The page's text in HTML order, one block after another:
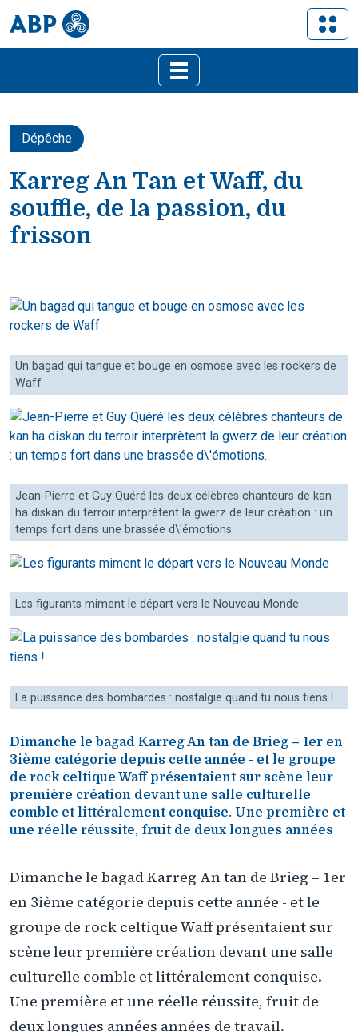
Dépêche
Karreg An Tan et Waff, du
souffle, de la passion, du
frisson
Un bagad qui tangue et bouge en osmose avec les rockers de
Waff
Jean-Pierre et Guy Quéré les deux célèbres chanteurs de kan
ha diskan du terroir interprètent la gwerz de leur création : un
temps fort dans une brassée d\'émotions.
Les figurants miment le départ vers le Nouveau Monde
La puissance des bombardes : nostalgie quand tu nous tiens !
Dimanche le bagad Karreg An tan de Brieg – 1er en
3ième catégorie depuis cette année - et le groupe
de rock celtique Waff présentaient sur scène leur
première création devant une salle culturelle
comble et littéralement conquise. Une première et
une réelle réussite, fruit de deux longues années
Dimanche le bagad Karreg An tan de Brieg – 1er
en 3ième catégorie depuis cette année - et le
groupe de rock celtique Waff présentaient sur
scène leur première création devant une salle
culturelle comble et littéralement conquise.
Une première et une réelle réussite, fruit de
deux longues années années de travail.